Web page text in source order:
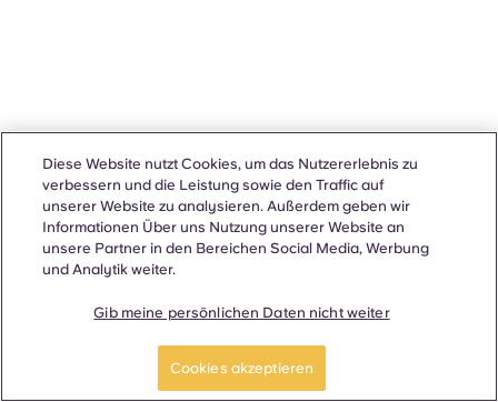
Diese Website nutzt Cookies, um das Nutzererlebnis zu
verbessern und die Leistung sowie den Traffic auf
unserer Website zu analysieren. Außerdem geben wir
Informationen Über uns Nutzung unserer Website an
unsere Partner in den Bereichen Social Media, Werbung
und Analytik weiter.
Gib meine persönlichen Daten nicht weiter
Cookies akzeptieren